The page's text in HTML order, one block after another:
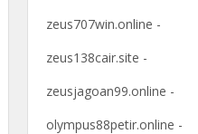
zeus707win.online -
zeus138cair.site -
zeusjagoan99.online -
olympus88petir.online -